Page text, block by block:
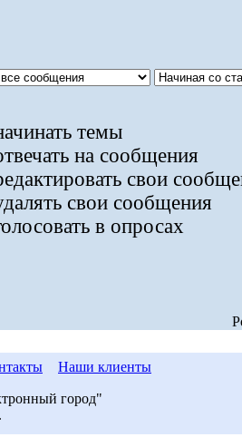
темы
на сообщения
свои
свои сообщения
в опросах
Наши клиенты
город"